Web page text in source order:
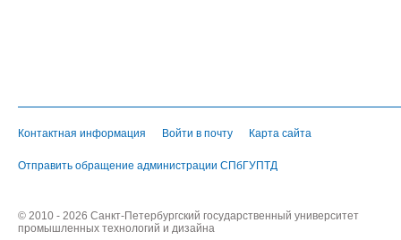
Контактная информация Войти в почту Карта сайта
Отправить обращение администрации СПбГУПТД
© 2010 - 2026 Санкт-Петербургский государственный университет
промышленных технологий и дизайна